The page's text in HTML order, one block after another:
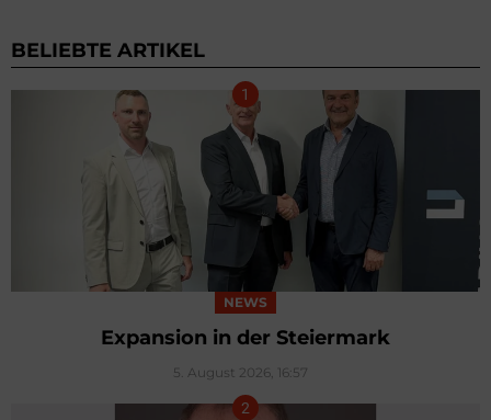
BELIEBTE ARTIKEL
NEWS
Expansion in der Steiermark
5. August 2026, 16:57